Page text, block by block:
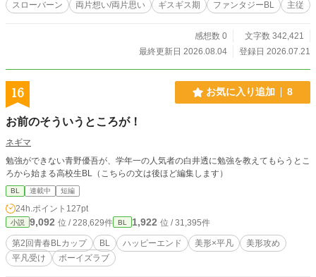
うのだ。 ◆35万字程度、完結済
スローバーン 両片想い/両片思い ギスギス期 ファンタジーBL 主従
感想数 0
文字数 342,421
最終更新日 2026.08.04
登録日 2026.07.21
16 お気に入り追加 8
お前のそういうところが！
ネギマ
勉強ができない青野優吾が、学年一の人気者の白井透に勉強を教えてもらうとこ
ろから始まる高校生BL（こちらの文は後ほど編集します）
BL 連載中 短編
24h.ポイント 127pt
小説 9,092 位 / 228,629件 BL 1,922 位 / 31,395件
第2回青春BLカップ BL ハッピーエンド 美形×平凡
美形攻め
平凡受け
ボーイズラブ